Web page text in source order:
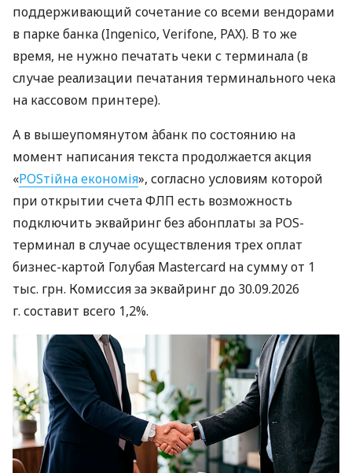
поддерживающий сочетание со всеми вендорами
в парке банка (Ingenico, Verifone, PAX). В то же
время, не нужно печатать чеки с терминала (в
случае реализации печатания терминального чека
на кассовом принтере).
А в вышеупомянутом àбанк по состоянию на
момент написания текста продолжается акция
«POSтійна економія», согласно условиям которой
при открытии счета ФЛП есть возможность
подключить эквайринг без абонплаты за POS-
терминал в случае осуществления трех оплат
бизнес-картой Голубая Mastercard на сумму от 1
тыс. грн. Комиссия за эквайринг до 30.09.2026
г. составит всего 1,2%.